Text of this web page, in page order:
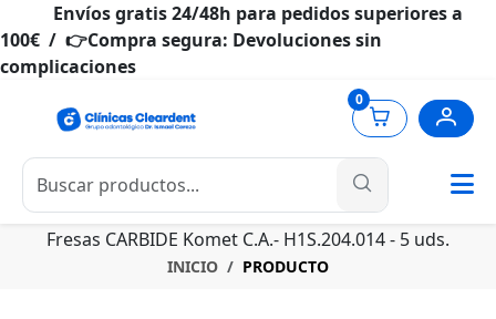
Envíos gratis 24/48h para pedidos superiores a
100€ / 👉Compra segura: Devoluciones sin
complicaciones
0
Fresas CARBIDE Komet C.A.- H1S.204.014 - 5 uds.
INICIO PRODUCTO